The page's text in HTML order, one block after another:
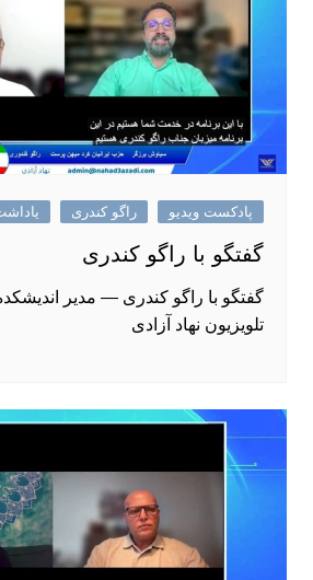
پادکست ویدیو راگو کندری
گفتگو با راگو کندری
گفتگو با راگو کندری — مدیر
تلویزیون نهاد آزادی